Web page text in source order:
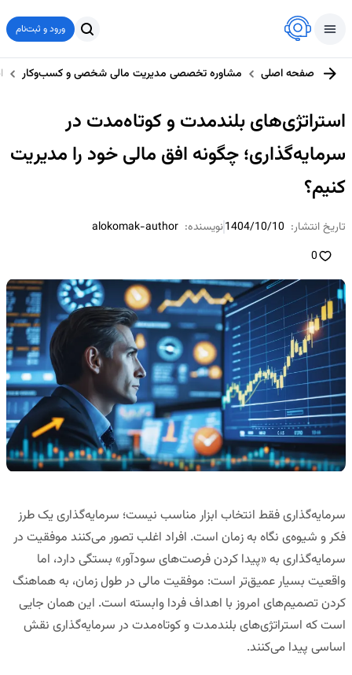
ورود و ثبت‌نام
صفحه اصلی مشاوره تخصصی مدیریت مالی شخصی و کسب‌وکار
استراتژی‌های بلندمدت و کوتاه‌مدت در
سرمایه‌گذاری؛ چگونه افق مالی خود را مدیریت
کنیم؟
تاریخ انتشار: 1404/10/10نویسنده: alokomak-author
0
سرمایه‌گذاری فقط انتخاب ابزار مناسب نیست؛ سرمایه‌گذاری یکطرز
فکر و شیوه‌ی نگاه به زمان است. افراد اغلب تصور می‌کنند موفقیت در
سرمایه‌گذاری به «پیدا کردن فرصت‌های سودآور» بستگی دارد، اما
واقعیت بسیار عمیق‌تر است: موفقیت مالی در طول زمان، بههماهنگ
کردن تصمیم‌های امروز با اهداف فردا وابسته است. این همان جایی
است که استراتژی‌های بلندمدت و کوتاه‌مدت در سرمایه‌گذاری نقش
اساسی پیدا می‌کنند.